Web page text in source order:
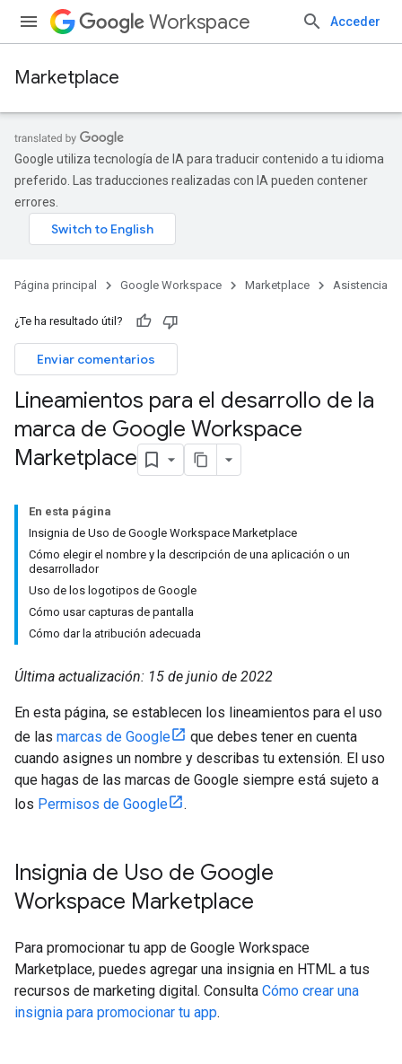
Workspace Acceder
Marketplace
Google utiliza tecnología de IA para traducir contenido a tu idioma
preferido. Las traducciones realizadas con IA pueden contener
errores.
Página principal Google Workspace Marketplace Asistencia
¿Te ha resultado útil?
Enviar comentarios
Lineamientos para el desarrollo de la
marca de Google Workspace
Marketplace
En esta página
Insignia de Uso de Google Workspace Marketplace
Cómo elegir el nombre y la descripción de una aplicación o un
desarrollador
Uso de los logotipos de Google
Cómo usar capturas de pantalla
Cómo dar la atribución adecuada
Última actualización: 15 de junio de 2022
En esta página, se establecen los lineamientos para el uso
de las marcas de Google
que debes tener en cuenta
cuando asignes un nombre y describas tu extensión. El uso
que hagas de las marcas de Google siempre está sujeto a
los Permisos de Google .
Insignia de Uso de Google
Workspace Marketplace
Para promocionar tu app de Google Workspace
Marketplace, puedes agregar una insignia en HTML a tus
recursos de marketing digital. Consulta Cómo crear una
insignia para promocionar tu app.